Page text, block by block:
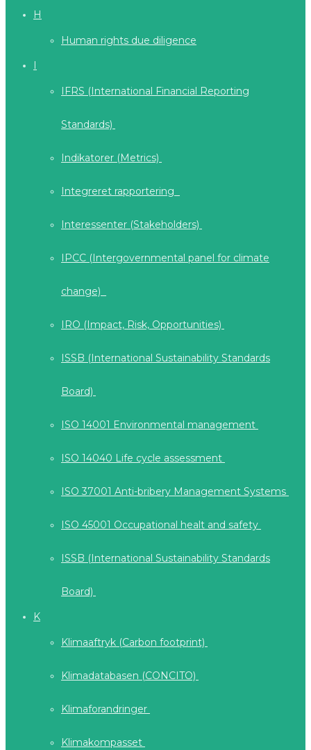
H
Human rights due diligence
I
IFRS (International Financial Reporting
Standards)
Indikatorer (Metrics)
Integreret rapportering
Interessenter (Stakeholders)
IPCC (Intergovernmental panel for climate
change)
IRO (Impact, Risk, Opportunities)
ISSB (International Sustainability Standards
Board)
ISO 14001 Environmental management
ISO 14040 Life cycle assessment
ISO 37001 Anti-bribery Management Systems
ISO 45001 Occupational healt and safety
ISSB (International Sustainability Standards
Board)
K
Klimaaftryk (Carbon footprint)
Klimadatabasen (CONCITO)
Klimaforandringer
Klimakompasset